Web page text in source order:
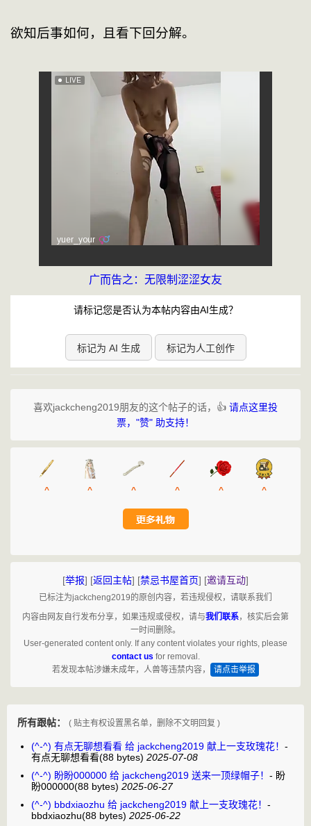
欲知后事如何，且看下回分解。
广而告之：无限制涩涩女友
请标记您是否认为本帖内容由AI生成？
标记为 AI 生成 标记为人工创作
喜欢jackcheng2019朋友的这个帖子的话，👍 请点这里投
票，"赞" 助支持！
^ ^ ^ ^ ^ ^
[举报] [返回主帖] [禁忌书屋首页] [邀请互动]
已标注为jackcheng2019的原创内容，若违规侵权，请联系我们
内容由网友自行发布分享，如果违规或侵权，请与我们联系，核实后会第
一时间删除。
User-generated content only. If any content violates your rights, please
contact us for removal.
若发现本帖涉嫌未成年，人兽等违禁内容，
请点击举报
所有跟帖： ( 贴主有权设置黑名单，删除不文明回复 )
(^-^) 有点无聊想看看 给 jackcheng2019 献上一支玫瑰花！ -
有点无聊想看看(88 bytes) 2025-07-08
(^-^) 盼盼000000 给 jackcheng2019 送来一顶绿帽子！ - 盼
盼000000(88 bytes) 2025-06-27
(^-^) bbdxiaozhu 给 jackcheng2019 献上一支玫瑰花！ -
bbdxiaozhu(88 bytes) 2025-06-22